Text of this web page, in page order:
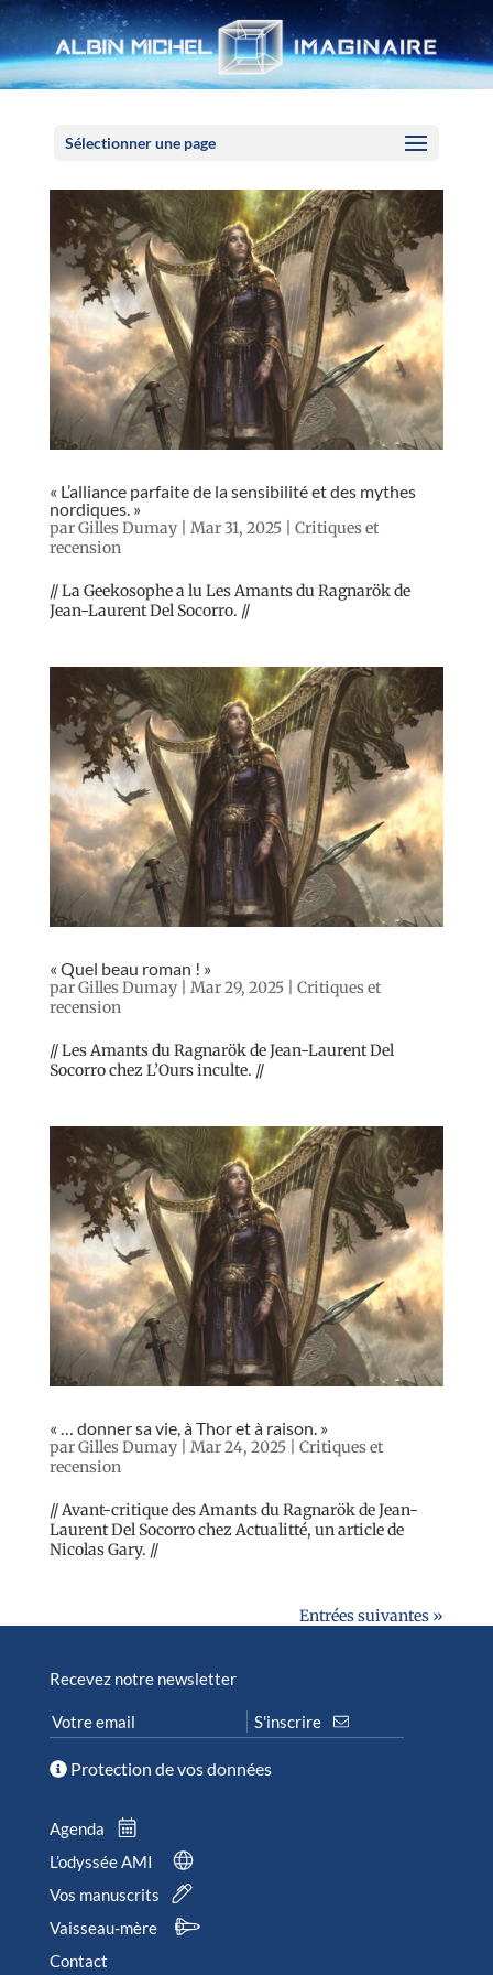
Sélectionner une page
« L’alliance parfaite de la sensibilité et des mythes
nordiques. »
parGilles Dumay| Mar 31, 2025| Critiques et
recension
// La Geekosophe a lu Les Amants du Ragnarök de
Jean-Laurent Del Socorro. //
« Quel beau roman ! »
parGilles Dumay| Mar 29, 2025| Critiques et
recension
// Les Amants du Ragnarök de Jean-Laurent Del
Socorro chez L’Ours inculte. //
« … donner sa vie, à Thor et à raison. »
parGilles Dumay| Mar 24, 2025| Critiques et
recension
// Avant-critique des Amants du Ragnarök de Jean-
Laurent Del Socorro chez Actualitté, un article de
Nicolas Gary. //
Entrées suivantes »
Recevez notre newsletter
Protection de vos données
Agenda
L’odyssée AMI
Vos manuscrits
Vaisseau-mère
Contact
Panneau de gestion des cookies